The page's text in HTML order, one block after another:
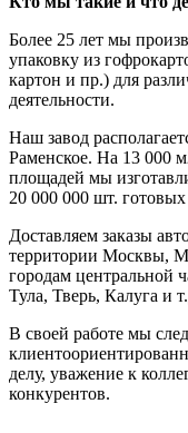
Более 25 лет мы
упаковку из
картон и пр.) для
деятельности.
Наш завод
Раменское. На 13 000
площадей мы
20 000 000 шт.
Доставляем заказы
территории Москвы,
городам центральной
Тула, Тверь, Калуга и
В своей работе мы
делу, уважение к
конкурентов.